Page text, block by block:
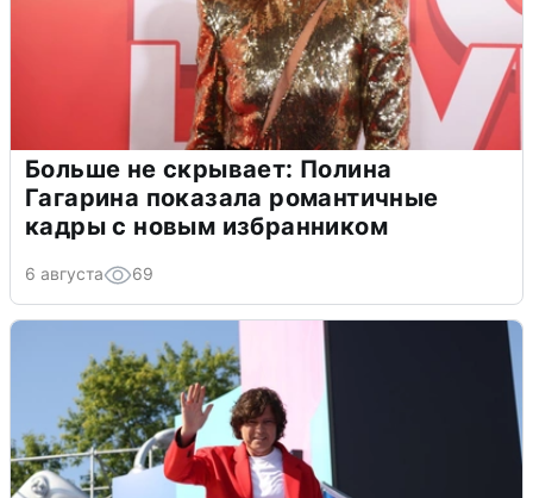
Больше не скрывает: Полина
Гагарина показала романтичные
кадры с новым избранником
6 августа 69